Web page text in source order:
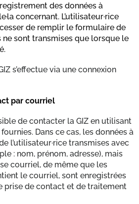
des données à
concernant. L’utilisateur·rice
de remplir le formulaire de
ne sont transmises que lorsque le
s’effectue via une connexion
par courriel
de contacter la GIZ en utilisant
Dans ce cas, les données à
l’utilisateur·rice transmises avec
: nom, prénom, adresse), mais
courriel, de même que les
le courriel, sont enregistrées
prise de contact et de traitement